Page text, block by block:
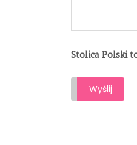
Stolica Polski